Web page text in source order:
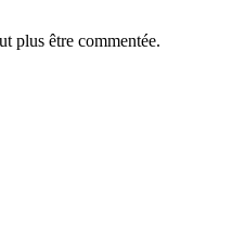
plus être commentée.